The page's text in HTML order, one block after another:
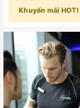
Khuyến mãi HOT!